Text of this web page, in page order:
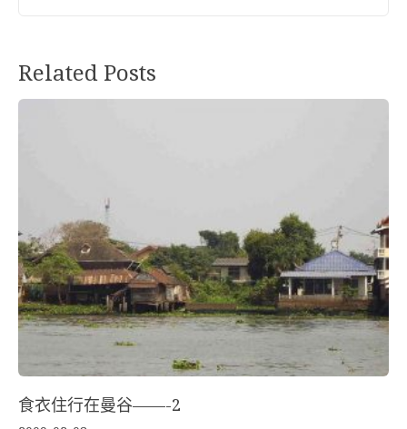
Related Posts
食衣住行在曼谷——-2